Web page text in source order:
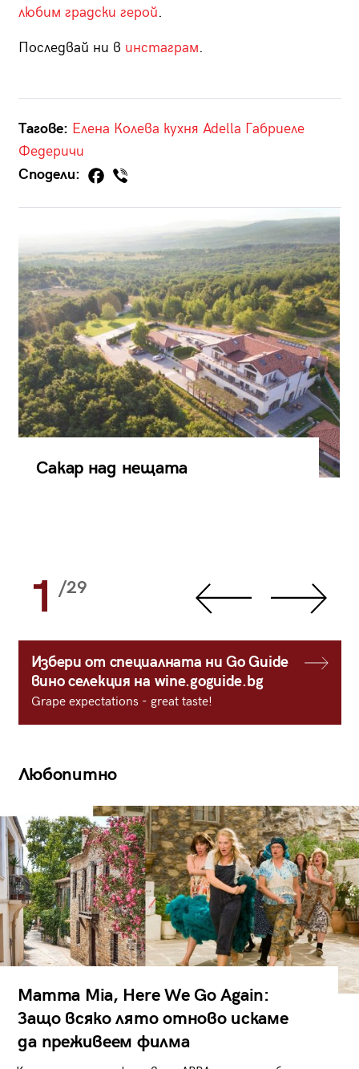
любим градски герой.
Последвай ни в инстаграм.
Тагове: Елена Колева кухня Adella Габриеле
Федеричи
Сподели:
Сакар над нещата
1 /29
Избери от специалната ни Go Guide
вино селекция на wine.goguide.bg
Grape expectations - great taste!
Любопитно
Mamma Mia, Here We Go Again:
Защо всяко лято отново искаме
да преживеем филма